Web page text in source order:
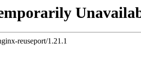
reuseport/1.21.1